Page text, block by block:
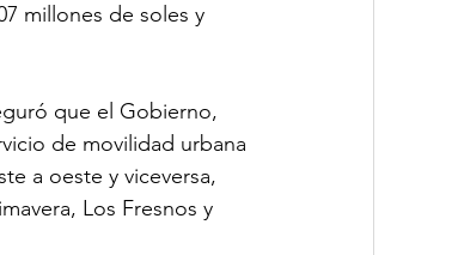
millones de soles y
que el Gobierno,
de movilidad urbana
a oeste y viceversa,
Los Fresnos y